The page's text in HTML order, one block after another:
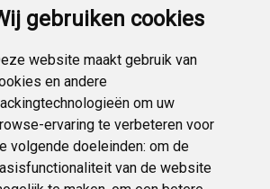
gebruiken cookies
website maakt gebruik van
en andere
om uw
ervaring te verbeteren voor
volgende doeleinden: om de
van de website
Effect keukenfolie
Bedrukt keukenfolie
Carbon keukenfolie
Lampen folie
Functionele folie
Keukenfolie korting
Op bestelling
Pagina delen